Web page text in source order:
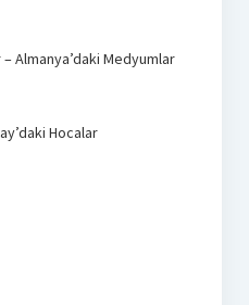
Almanya’daki Medyumlar
Hocalar